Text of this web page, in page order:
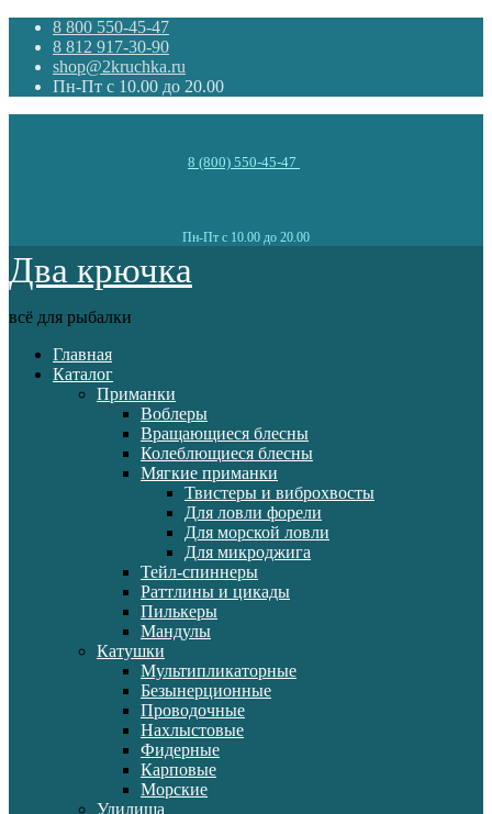
8 800 550-45-47
8 812 917-30-90
shop@2kruchka.ru
Пн-Пт с 10.00 до 20.00
8 (800) 550-45-47
Пн-Пт с 10.00 до 20.00
Два крючка
всё для рыбалки
Главная
Каталог
Приманки
Воблеры
Вращающиеся блесны
Колеблющиеся блесны
Мягкие приманки
Твистеры и виброхвосты
Для ловли форели
Для морской ловли
Для микроджига
Тейл-спиннеры
Раттлины и цикады
Пилькеры
Мандулы
Катушки
Мультипликаторные
Безынерционные
Проводочные
Нахлыстовые
Фидерные
Карповые
Морские
Удилища